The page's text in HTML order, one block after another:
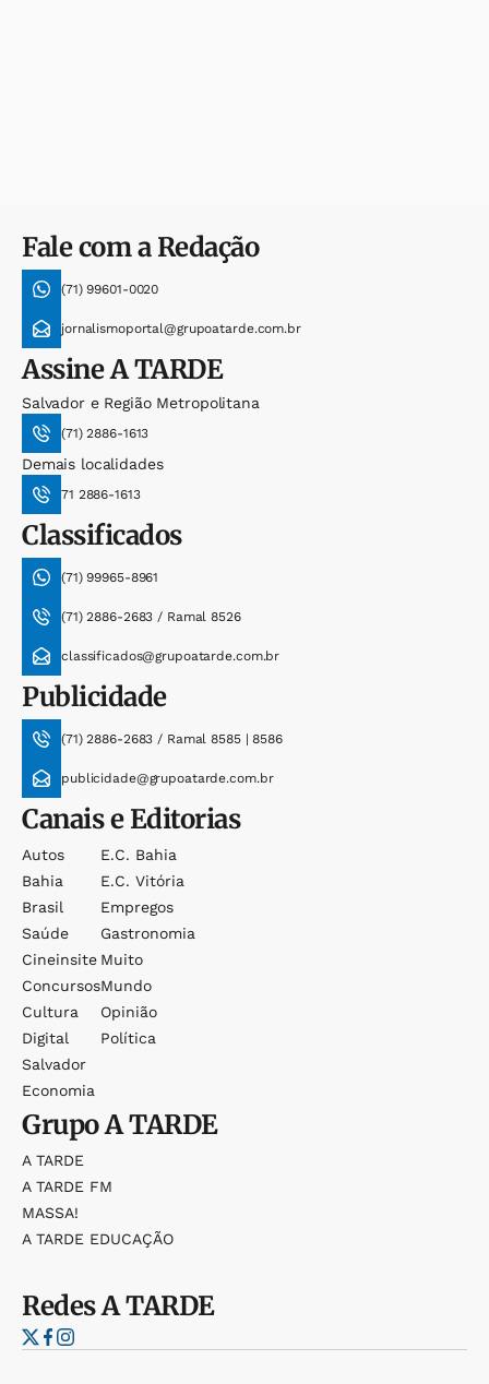
Fale com a Redação
(71) 99601-0020
jornalismoportal@grupoatarde.com.br
AssineA TARDE
Salvador e Região Metropolitana
(71) 2886-1613
Demais localidades
71 2886-1613
Classificados
(71) 99965-8961
(71) 2886-2683 / Ramal 8526
classificados@grupoatarde.com.br
Publicidade
(71) 2886-2683 / Ramal 8585 | 8586
publicidade@grupoatarde.com.br
Canais e Editorias
Autos
Bahia
Brasil
Saúde
Cineinsite
Concursos
Cultura
Digital
Salvador
Economia
E.c. Bahia
E.c. Vitória
Empregos
Gastronomia
Muito
Mundo
Opinião
Política
GrupoA TARDE
A TARDE
A TARDE FM
MASSA!
A TARDE EDUCAÇÃO
RedesA TARDE